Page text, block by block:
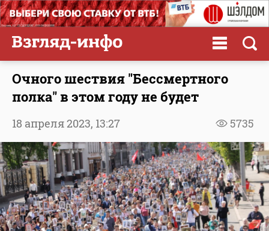
Очного шествия "Бессмертного
полка" в этом году не будет
5735
18 апреля 2023, 13:27